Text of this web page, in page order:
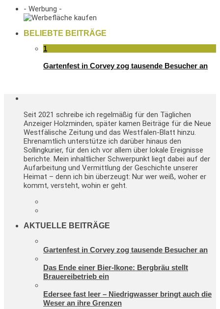
- Werbung -
BELIEBTE BEITRÄGE
1
Gartenfest in Corvey zog tausende Besucher an
Seit 2021 schreibe ich regelmäßig für den Täglichen
Anzeiger Holzminden, später kamen Beiträge für die Neue
Westfälische Zeitung und das Westfalen-Blatt hinzu.
Ehrenamtlich unterstütze ich darüber hinaus den
Sollingkurier, für den ich vor allem über lokale Ereignisse
berichte. Mein inhaltlicher Schwerpunkt liegt dabei auf der
Aufarbeitung und Vermittlung der Geschichte unserer
Heimat – denn ich bin überzeugt: Nur wer weiß, woher er
kommt, versteht, wohin er geht.
AKTUELLE BEITRÄGE
Gartenfest in Corvey zog tausende Besucher an
Das Ende einer Bier-Ikone: Bergbräu stellt
Brauereibetrieb ein
Edersee fast leer – Niedrigwasser bringt auch die
Weser an ihre Grenzen